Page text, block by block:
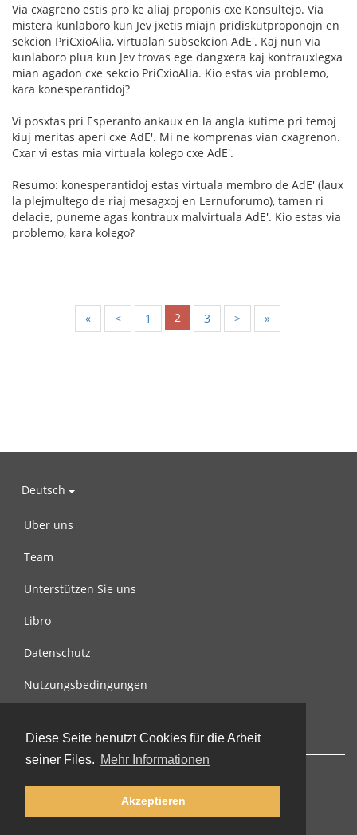
Diese Seite benutzt Cookies für die Arbeit
seiner Files. Mehr Informationen
Akzeptieren
Via cxagreno estis pro ke aliaj proponis cxe Konsultejo. Via
mistera kunlaboro kun Jev jxetis miajn pridiskutproponojn en
sekcion PriCxioAlia, virtualan subsekcion AdE'. Kaj nun via
kunlaboro plua kun Jev trovas ege dangxera kaj kontrauxlegxa
mian agadon cxe sekcio PriCxioAlia. Kio estas via problemo,
kara konesperantidoj?
Vi posxtas pri Esperanto ankaux en la angla kutime pri temoj
kiuj meritas aperi cxe AdE'. Mi ne komprenas vian cxagrenon.
Cxar vi estas mia virtuala kolego cxe AdE'.
Resumo: konesperantidoj estas virtuala membro de AdE' (laux
la plejmultego de riaj mesagxoj en Lernuforumo), tamen ri
delacie, puneme agas kontraux malvirtuala AdE'. Kio estas via
problemo, kara kolego?
« < 1 2 3 > »
Deutsch
Über uns
Team
Unterstützen Sie uns
Libro
Datenschutz
Nutzungsbedingungen
© 2002-2026 lernu.net |Impressum